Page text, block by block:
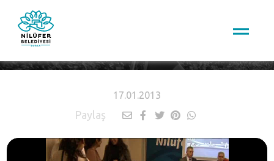
17.01.2013
Paylaş